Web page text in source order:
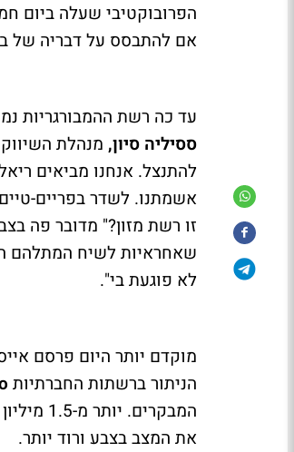
הפרובוקטיבי שעלה ביום
אם להתבסס על דבריה של
עד כה רשת ההמבורגריות
ססיליה סיון, מנהלת
להתנצל. אנחנו מביאים
אשמתנו. לשדר בפריים-
זו רשת מזון?" מדובר פה
שאחראיות לשיח המתלהם
לא פוגעת בי".
מוקדם יותר היום פרסם
הניתור ברשתות החברתיות
המבקרים. יותר מ-1.5 מיליון איש, כך על פי
את המצב בצבע ורוד יותר.